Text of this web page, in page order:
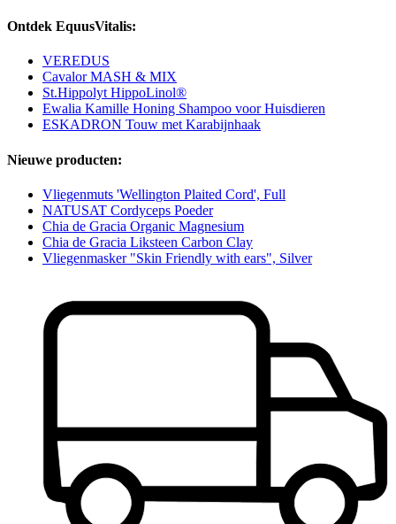
Ontdek EquusVitalis:
VEREDUS
Cavalor MASH & MIX
St.Hippolyt HippoLinol®
Ewalia Kamille Honing Shampoo voor Huisdieren
ESKADRON Touw met Karabijnhaak
Nieuwe producten:
Vliegenmuts 'Wellington Plaited Cord', Full
NATUSAT Cordyceps Poeder
Chia de Gracia Organic Magnesium
Chia de Gracia Liksteen Carbon Clay
Vliegenmasker "Skin Friendly with ears", Silver